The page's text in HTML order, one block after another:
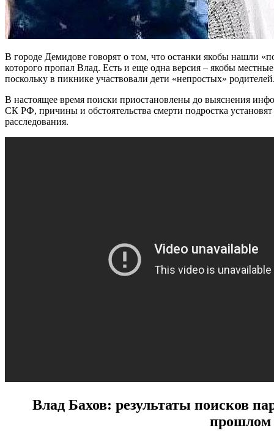
В городе Демидове говорят о том, что останки якобы нашли
которого пропал Влад. Есть и еще одна версия – якобы
поскольку в пикнике участвовали дети «непростых»
В настоящее время поиски приостановлены до выяснения
СК РФ, причины и обстоятельства смерти подростка
расследования.
Влад Бахов: результаты поисков
прошлом